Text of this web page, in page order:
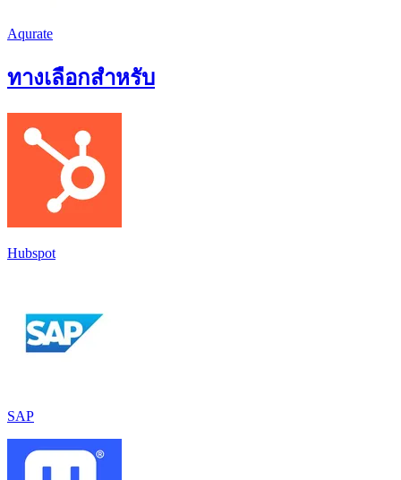
Aqurate
ทางเลือกสำหรับ
Hubspot
SAP